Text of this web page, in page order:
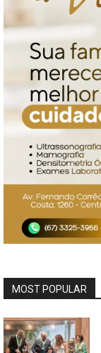
MOST POPULAR